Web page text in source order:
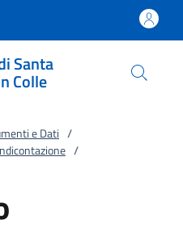
Santa
Colle
e Dati /
/